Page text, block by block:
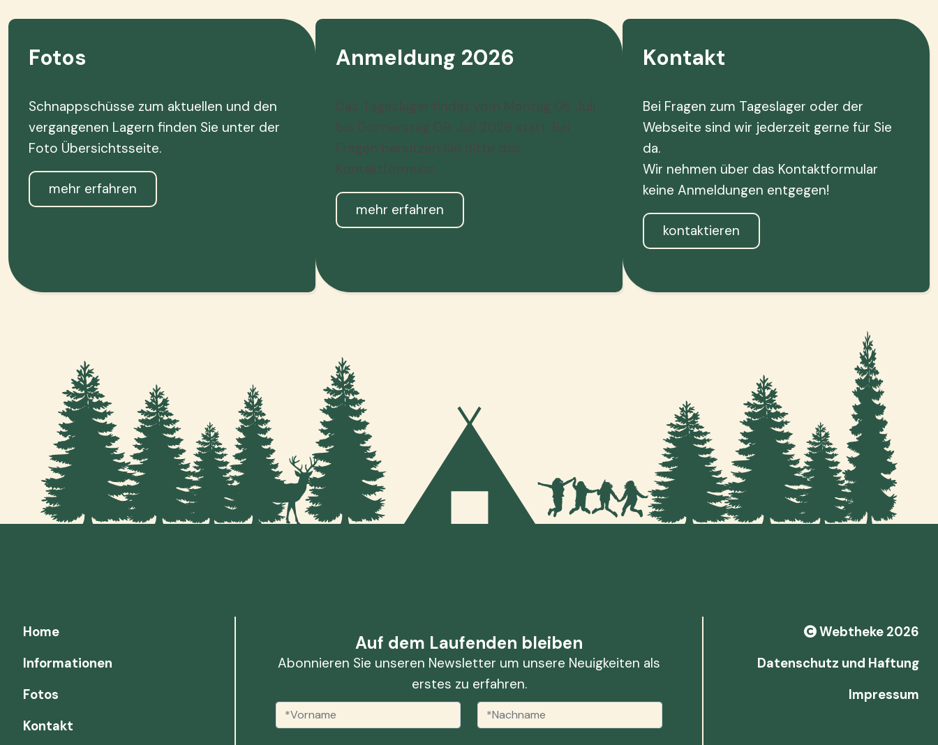
Fotos
Schnappschüsse zum aktuellen und den
vergangenen Lagern finden Sie unter der
Foto Übersichtsseite.
mehr erfahren
Anmeldung 2026
Das Tageslager findet vom Montag 06 Juli
bis Donnerstag 09. Juli 2026 statt. Bei
Fragen benutzen Sie bitte das
Kontaktformular.
mehr erfahren
Kontakt
Bei Fragen zum Tageslager oder der
Webseite sind wir jederzeit gerne für Sie
da.
Wir nehmen über das Kontaktformular
keine Anmeldungen entgegen!
kontaktieren
Home
Informationen
Fotos
Kontakt
Auf dem Laufenden bleiben
Abonnieren Sie unseren Newsletter um unsere Neuigkeiten als
erstes zu erfahren.
Webtheke 2026
Datenschutz und Haftung
Impressum